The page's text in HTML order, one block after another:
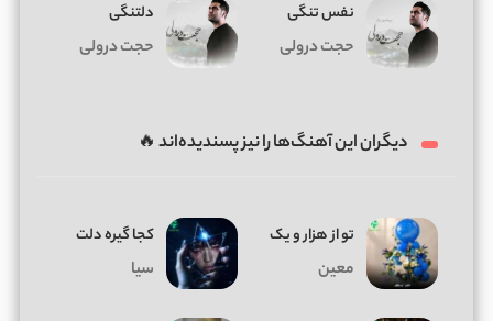
نفس تنگی
حجت درولی
دلتنگی
حجت درولی
دیگران این آهنگ‌ها را نیز پسندیده‌اند 🔥
تو از هزار و یک
معین
کجا گیره دلت
سیا